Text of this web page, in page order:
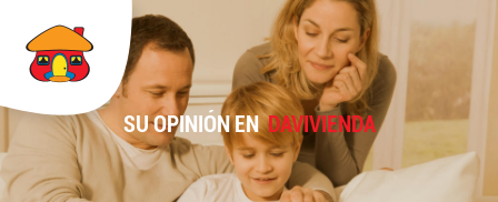
SU OPINIÓN ENDAVIVIENDA